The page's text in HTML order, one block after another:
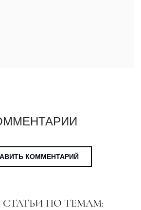
КОММЕНТАРИЙ
СТАТЬИ ПО ТЕМАМ: